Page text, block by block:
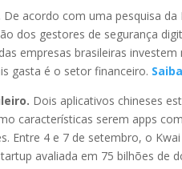
De acordo com uma pesquisa da
dos gestores de segurança
empresas brasileiras
gasta é o setor financeiro.
Dois aplicativos chineses
características serem apps
Entre 4 e 7 de setembro, o
avaliada em 75 bilhões de